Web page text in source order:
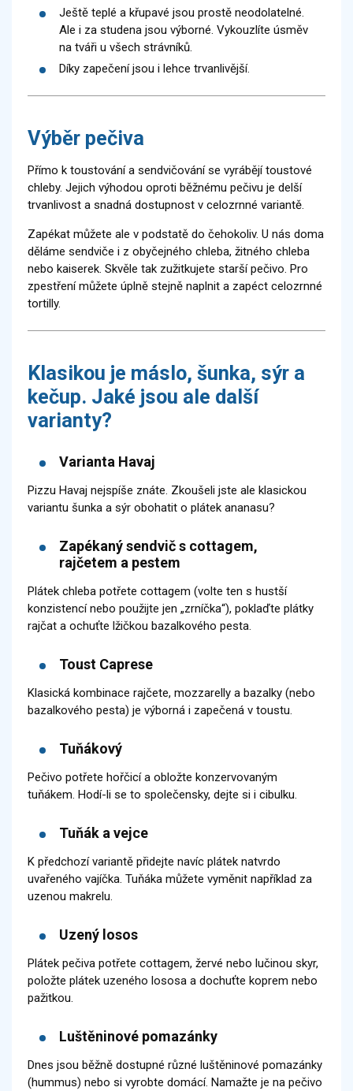
Ještě teplé a křupavé jsou prostě neodolatelné.
Ale i za studena jsou výborné. Vykouzlíte úsměv
na tváři u všech strávníků.
Díky zapečení jsou i lehce trvanlivější.
Výběr pečiva
Přímo k toustování a sendvičování se vyrábějí toustové
chleby. Jejich výhodou oproti běžnému pečivu je delší
trvanlivost a snadná dostupnost v celozrnné variantě.
Zapékat můžete ale v podstatě do čehokoliv. U nás doma
děláme sendviče i z obyčejného chleba, žitného chleba
nebo kaiserek. Skvěle tak zužitkujete starší pečivo. Pro
zpestření můžete úplně stejně naplnit a zapéct celozrnné
tortilly.
Klasikou je máslo, šunka, sýr a
kečup. Jaké jsou ale další
varianty?
Varianta Havaj
Pizzu Havaj nejspíše znáte. Zkoušeli jste ale klasickou
variantu šunka a sýr obohatit o plátek ananasu?
Zapékaný sendvič s cottagem,
rajčetem a pestem
Plátek chleba potřete cottagem (volte ten s hustší
konzistencí nebo použijte jen „zrníčka“), poklaďte plátky
rajčat a ochuťte lžičkou bazalkového pesta.
Toust Caprese
Klasická kombinace rajčete, mozzarelly a bazalky (nebo
bazalkového pesta) je výborná i zapečená v toustu.
Tuňákový
Pečivo potřete hořčicí a obložte konzervovaným
tuňákem. Hodí-li se to společensky, dejte si i cibulku.
Tuňák a vejce
K předchozí variantě přidejte navíc plátek natvrdo
uvařeného vajíčka. Tuňáka můžete vyměnit například za
uzenou makrelu.
Uzený losos
Plátek pečiva potřete cottagem, žervé nebo lučinou skyr,
položte plátek uzeného lososa a dochuťte koprem nebo
pažitkou.
Luštěninové pomazánky
Dnes jsou běžně dostupné různé luštěninové pomazánky
(hummus) nebo si vyrobte domácí. Namažte je na pečivo